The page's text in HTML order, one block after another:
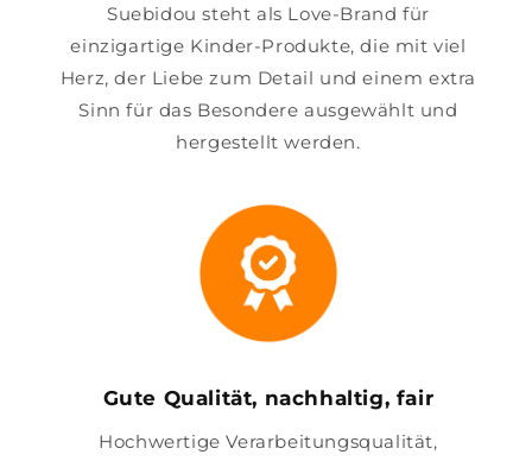
Suebidou steht als Love-Brand für
einzigartige Kinder-Produkte, die mit viel
Herz, der Liebe zum Detail und einem extra
Sinn für das Besondere ausgewählt und
hergestellt werden.
Gute Qualität, nachhaltig, fair
Hochwertige Verarbeitungsqualität,